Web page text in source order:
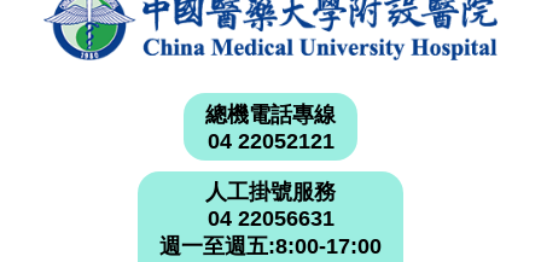
總機電話專線
04 22052121
人工掛號服務
04 22056631
週一至週五:8:00-17:00